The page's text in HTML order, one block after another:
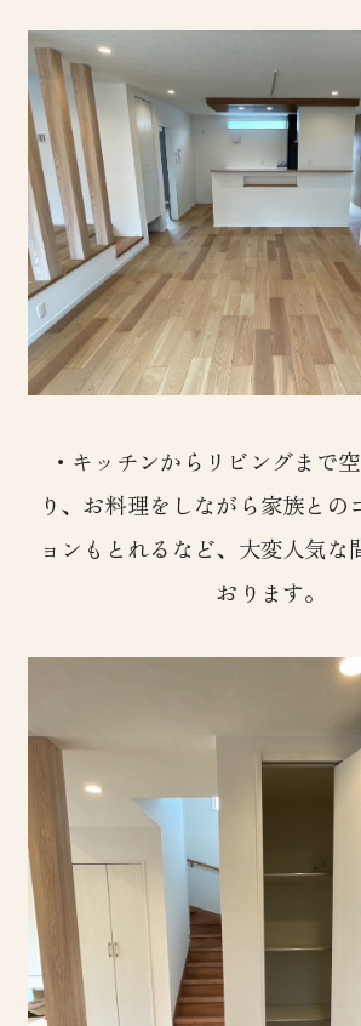
・キッチンからリビングまで
り、お料理をしながら家族との
ョンもとれるなど、大変人気な
おります。